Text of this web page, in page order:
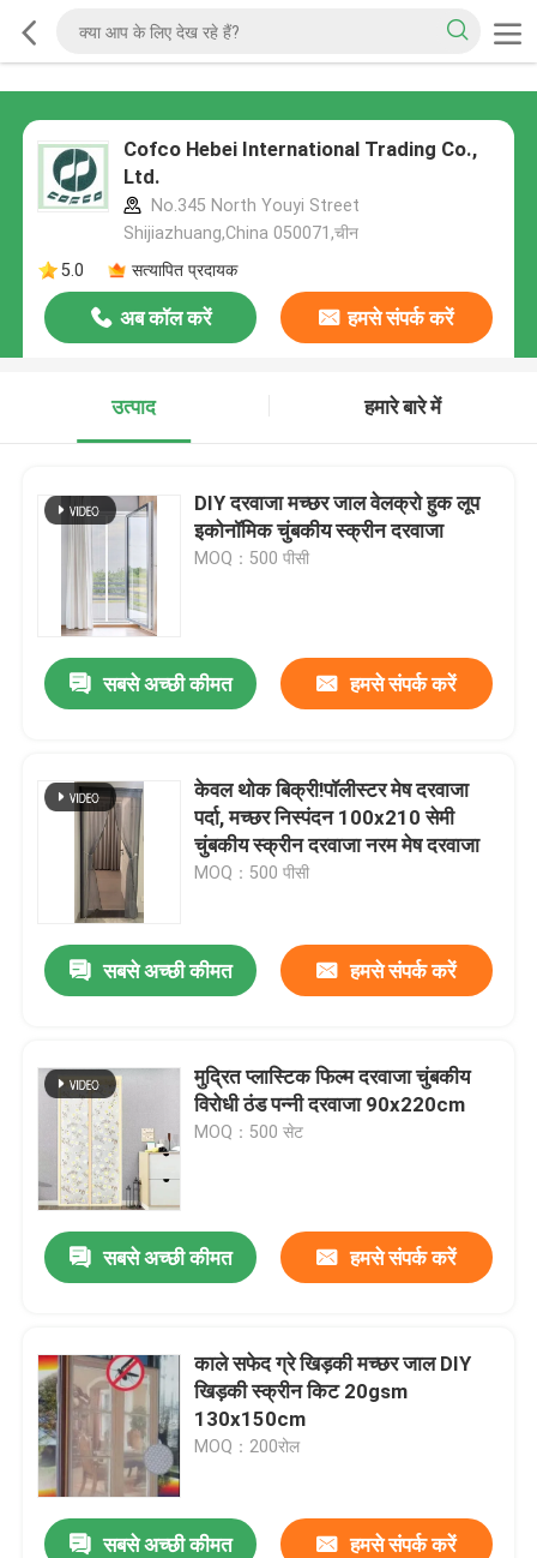
Cofco Hebei International Trading Co.,
Ltd.
No.345 North Youyi Street
Shijiazhuang,China 050071,चीन
5.0
सत्यापित प्रदायक
अब कॉल करें हमसे संपर्क करें
उत्पाद हमारे बारे में
DIY दरवाजा मच्छर जाल वेलक्रो हुक लूप
इकोनॉमिक चुंबकीय स्क्रीन दरवाजा
MOQ：500 पीसी
सबसे अच्छी कीमत हमसे संपर्क करें
केवल थोक बिक्री!पॉलीस्टर मेष दरवाजा
पर्दा, मच्छर निस्पंदन 100x210 सेमी
चुंबकीय स्क्रीन दरवाजा नरम मेष दरवाजा
MOQ：500 पीसी
सबसे अच्छी कीमत हमसे संपर्क करें
मुद्रित प्लास्टिक फिल्म दरवाजा चुंबकीय
विरोधी ठंड पन्नी दरवाजा 90x220cm
MOQ：500 सेट
सबसे अच्छी कीमत हमसे संपर्क करें
काले सफेद ग्रे खिड़की मच्छर जाल DIY
खिड़की स्क्रीन किट 20gsm
130x150cm
MOQ：200रोल
सबसे अच्छी कीमत हमसे संपर्क करें